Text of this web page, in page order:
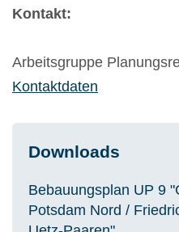
Kontakt:
Arbeitsgruppe
Kontaktdaten
Downloads
Bebauungsplan UP 9
Potsdam Nord /